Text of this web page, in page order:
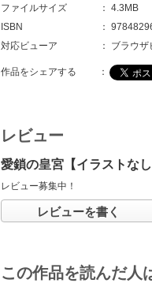
ファイルサイズ
： 4.3MB
ISBN
：
対応ビューア
： ブラウザ
作品をシェアする ：
レビュー
愛鎖の皇宮【イラストな
レビュー募集中！
レビューを書く
この作品を読んだ人